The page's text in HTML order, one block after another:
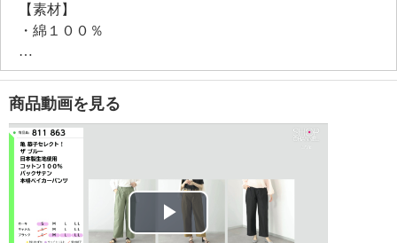
【素材】
・綿１００％
【メンテナンス（絵表示ラベル）】
・洗濯機：可
・漂白処理：塩素系・酸素系漂白不可
・タンブル乾燥：不可
・自然乾燥：日陰の吊り干し
・アイロン仕上げ：可（中温）
・ドライクリーニング：不可
・ウエットクリーニング：可
【メンテナンス（ケアラベル）】
商品動画を見る
Play